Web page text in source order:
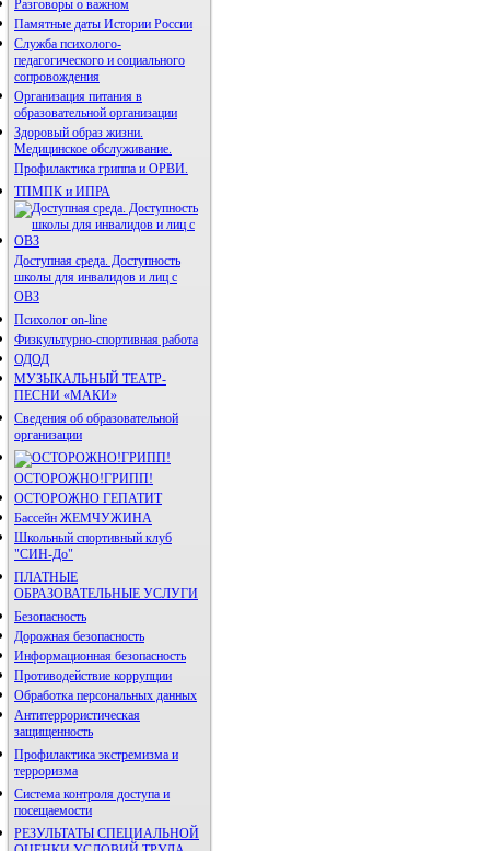
Разговоры о важном
Памятные даты Истории России
Служба психолого-
педагогического и социального
сопровождения
Организация питания в
образовательной организации
Здоровый образ жизни.
Медицинское обслуживание.
Профилактика гриппа и ОРВИ.
ТПМПК и ИПРА
Доступная среда. Доступность
школы для инвалидов и лиц с
ОВЗ
Психолог on-line
Физкультурно-спортивная работа
ОДОД
МУЗЫКАЛЬНЫЙ ТЕАТР-
ПЕСНИ «МАКИ»
Сведения об образовательной
организации
ОСТОРОЖНО!ГРИПП!
ОСТОРОЖНО ГЕПАТИТ
Бассейн ЖЕМЧУЖИНА
Школьный спортивный клуб
"СИН-До"
ПЛАТНЫЕ
ОБРАЗОВАТЕЛЬНЫЕ УСЛУГИ
Безопасность
Дорожная безопасность
Информационная безопасность
Противодействие коррупции
Обработка персональных данных
Антитеррористическая
защищенность
Профилактика экстремизма и
терроризма
Система контроля доступа и
посещаемости
РЕЗУЛЬТАТЫ СПЕЦИАЛЬНОЙ